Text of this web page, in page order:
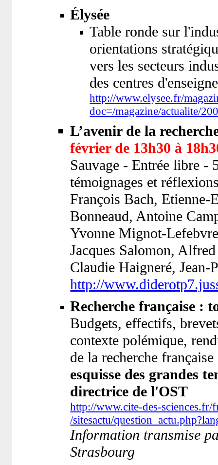
Élysée
Table ronde sur
orientations
vers les secteurs
des centres
http://www.elysee.fr/
doc=/magazine/actualite/
L’avenir de la
février de 13h30 à
Sauvage - Entrée libre -
témoignages et
François Bach, Etienne-
Bonneaud, Antoine
Yvonne Mignot-
Jacques Salomon,
Claudie Haigneré,
http://
Recherche française :
Budgets, effectifs,
contexte polémique,
de la recherche
esquisse des grandes
directrice de l'OST
http://www.cite-des-sciences.fr/
/sitesactu/
Information transmise
Strasbourg